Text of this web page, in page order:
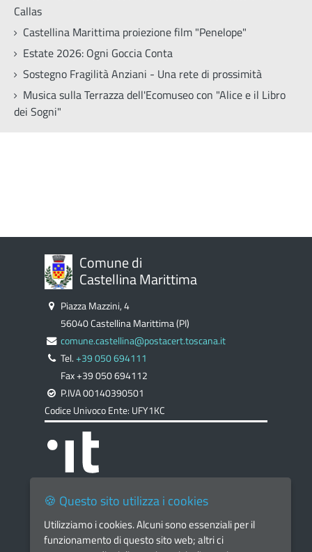
Callas
Castellina Marittima proiezione film "Penelope"
Estate 2026: Ogni Goccia Conta
Sostegno Fragilità Anziani - Una rete di prossimità
Musica sulla Terrazza dell'Ecomuseo con "Alice e il Libro
dei Sogni"
Comune di
Castellina Marittima
Piazza Mazzini, 4
56040 Castellina Marittima (PI)
comune.castellina@postacert.toscana.it
Tel.+39 050 694111
Fax +39 050 694112
P.IVA 00140390501
Codice Univoco Ente: UFY1KC
Home Page
🍪 Questo sito utilizza i cookies
Utilizziamo i cookies. Alcuni sono essenziali per il
funzionamento di questo sito web; altri ci